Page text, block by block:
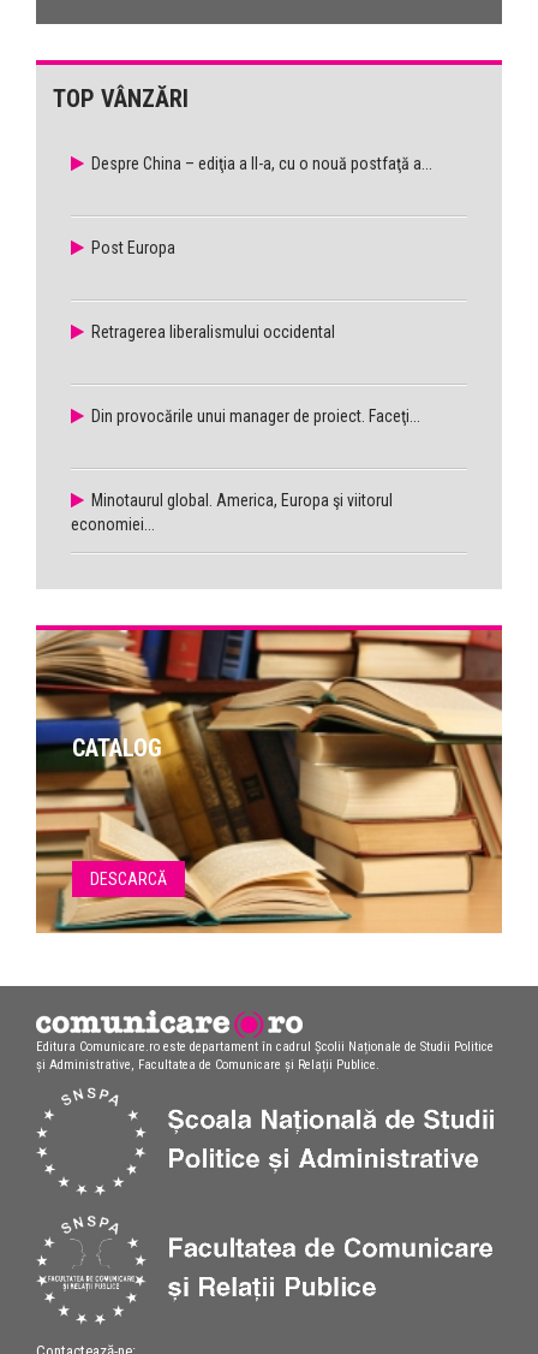
TOP VÂNZĂRI
Despre China – ediţia a II-a, cu o nouă postfaţă a...
Post Europa
Retragerea liberalismului occidental
Din provocările unui manager de proiect. Faceţi...
Minotaurul global. America, Europa şi viitorul
economiei...
CATALOG
DESCARCĂ
Editura Comunicare.ro este departament în cadrul Școlii Naționale de Studii Politice
și Administrative, Facultatea de Comunicare și Relații Publice.